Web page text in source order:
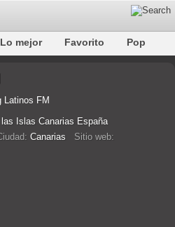
Lo mejor Favorito
Pop
Latinos FM
Islas Canarias España
Canarias Sitio web: